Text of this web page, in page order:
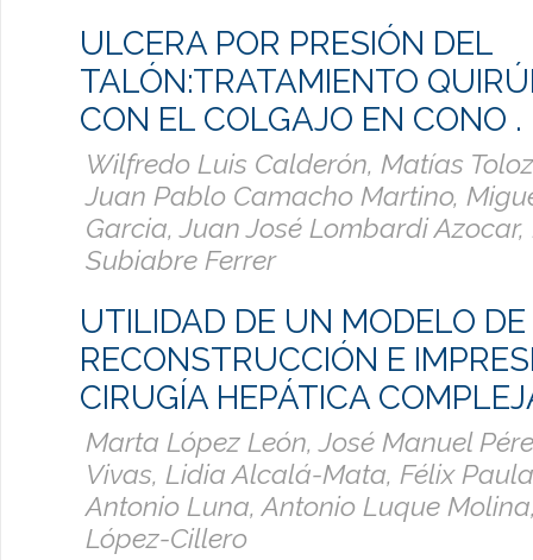
ULCERA POR PRESIÓN DEL
TALÓN:TRATAMIENTO
CON EL COLGAJO EN CONO .
Wilfredo Luis Calderón, Matías
Juan Pablo Camacho Martino,
Garcia, Juan José Lombardi
Subiabre Ferrer
UTILIDAD DE UN MODELO DE
RECONSTRUCCIÓN E
CIRUGÍA HEPÁTICA
Marta López León, José Manuel
Vivas, Lidia Alcalá-Mata, Félix
Antonio Luna, Antonio Luque
López-Cillero